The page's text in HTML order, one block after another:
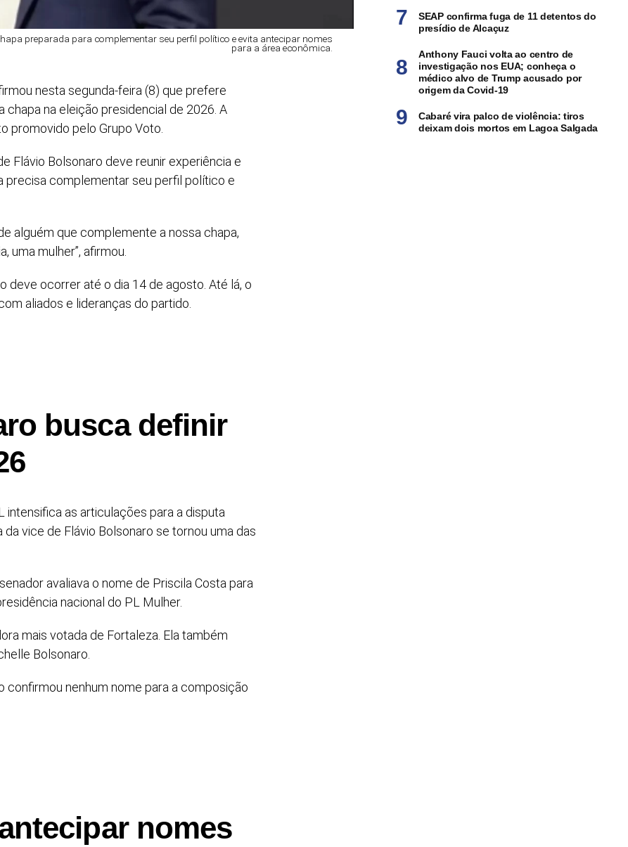
preparada para complementar seu perfil político e evita antecipar nomes
para a área econômica.
nesta segunda-feira (8) que prefere
na eleição presidencial de 2026. A
promovido pelo Grupo Voto.
Flávio Bolsonaro deve reunir experiência e
precisa complementar seu perfil político e
alguém que complemente a nossa chapa,
uma mulher”, afirmou.
deve ocorrer até o dia 14 de agosto. Até lá, o
aliados e lideranças do partido.
busca definir
as articulações para a disputa
vice de Flávio Bolsonaro se tornou uma das
avaliava o nome de Priscila Costa para
nacional do PL Mulher.
mais votada de Fortaleza. Ela também
Bolsonaro.
confirmou nenhum nome para a composição
nomes
SEAP confirma fuga de 11 detentos do
presídio de Alcaçuz
Anthony Fauci volta ao centro de
investigação nos EUA; conheça o
médico alvo de Trump acusado por
origem da Covid-19
Cabaré vira palco de violência: tiros
deixam dois mortos em Lagoa Salgada